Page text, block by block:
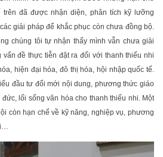
trên đã được nhận diện, phân tích kỹ lưỡng
giải pháp để khắc phục còn chưa đồng bộ.
chúng tôi tự nhận thấy mình vẫn chưa giải
đề thực tiễn đặt ra đối với thanh thiếu nhi
hiện đại hóa, đô thị hóa, hội nhập quốc tế.
đầu tư đổi mới nội dung, phương thức giáo
lối sống văn hóa cho thanh thiếu nhi. Một
còn hạn chế về kỹ năng, nghiệp vụ, phương